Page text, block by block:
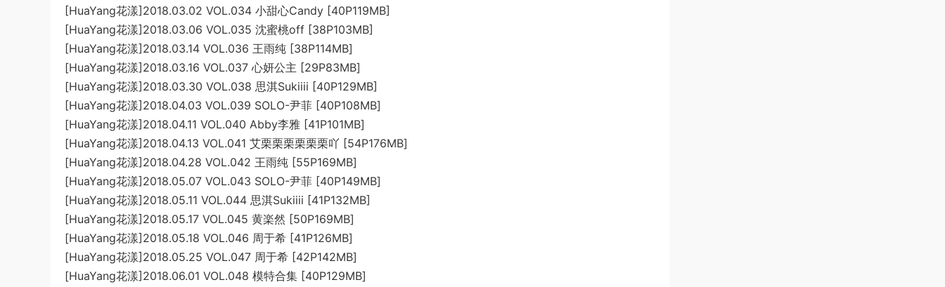
[HuaYang花漾]2018.03.02 VOL.034 小甜心Candy [40P119MB]
[HuaYang花漾]2018.03.06 VOL.035 沈蜜桃off [38P103MB]
[HuaYang花漾]2018.03.14 VOL.036 王雨纯 [38P114MB]
[HuaYang花漾]2018.03.16 VOL.037 心妍公主 [29P83MB]
[HuaYang花漾]2018.03.30 VOL.038 思淇Sukiiii [40P129MB]
[HuaYang花漾]2018.04.03 VOL.039 SOLO-尹菲 [40P108MB]
[HuaYang花漾]2018.04.11 VOL.040 Abby李雅 [41P101MB]
[HuaYang花漾]2018.04.13 VOL.041 艾栗栗栗栗栗栗吖 [54P176MB]
[HuaYang花漾]2018.04.28 VOL.042 王雨纯 [55P169MB]
[HuaYang花漾]2018.05.07 VOL.043 SOLO-尹菲 [40P149MB]
[HuaYang花漾]2018.05.11 VOL.044 思淇Sukiiii [41P132MB]
[HuaYang花漾]2018.05.17 VOL.045 黄楽然 [50P169MB]
[HuaYang花漾]2018.05.18 VOL.046 周于希 [41P126MB]
[HuaYang花漾]2018.05.25 VOL.047 周于希 [42P142MB]
[HuaYang花漾]2018.06.01 VOL.048 模特合集 [40P129MB]